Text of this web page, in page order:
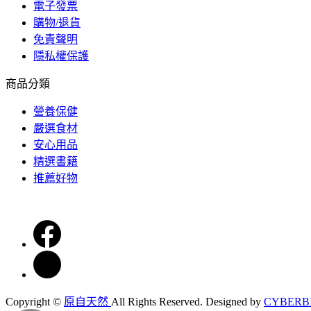
電子發票
購物/退貨
免責聲明
隱私權保護
商品分類
營養保健
嚴選食材
安心用品
精選書籍
推薦好物
Copyright © 原自天然 All Rights Reserved. Designed by